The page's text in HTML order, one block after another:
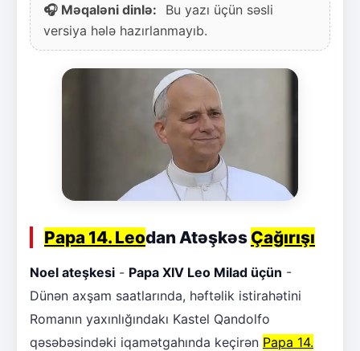
🎧 Məqaləni dinlə:
Bu yazı üçün səsli
versiya hələ hazırlanmayıb.
Papa 14. Leodan Atəşkəs Çağırışı
Noel ateşkesi - Papa XIV Leo Milad üçün -
Dünən axşam saatlarında, həftəlik istirahətini
Romanın yaxınlığındakı Kastel Qandolfo
qəsəbəsindəki iqamətgahında keçirən Papa 14.